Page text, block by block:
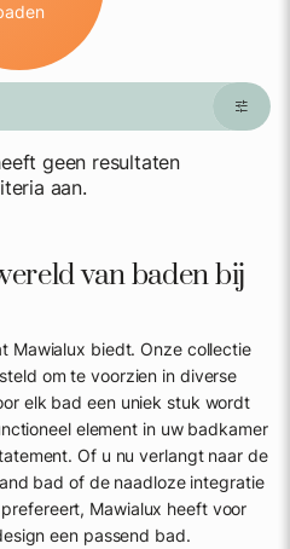
geen resultaten
aan.
van baden bij
Mawialux biedt. Onze collectie
om te voorzien in diverse
elk bad een uniek stuk wordt
element in uw badkamer
Of u nu verlangt naar de
bad of de naadloze integratie
Mawialux heeft voor
een passend bad.